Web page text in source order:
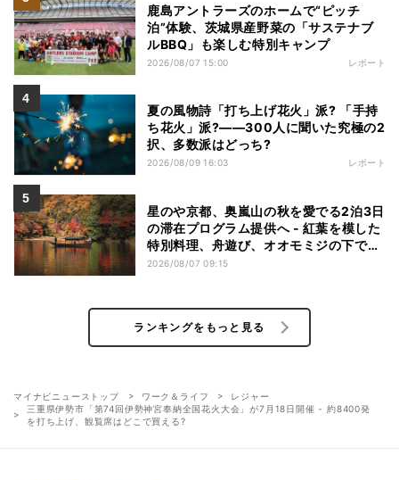
鹿島アントラーズのホームで“ピッチ
泊”体験、茨城県産野菜の「サステナブ
ルBBQ」も楽しむ特別キャンプ
2026/08/07 15:00 レポート
夏の風物詩「打ち上げ花火」派? 「手持
ち花火」派?――300人に聞いた究極の2
択、多数派はどっち?
2026/08/09 16:03 レポート
星のや京都、奥嵐山の秋を愛でる2泊3日
の滞在プログラム提供へ - 紅葉を模した
特別料理、舟遊び、オオモミジの下でお
こなう深呼吸など
2026/08/07 09:15
ランキングをもっと見る
マイナビニューストップ ワーク＆ライフ
レジャー
三重県伊勢市「第74回伊勢神宮奉納全国花火大会」が7月18日開催 - 約8400発
を打ち上げ、観覧席はどこで買える?